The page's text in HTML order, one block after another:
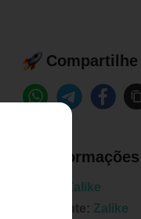
Zalike
Fabricante: Zalike